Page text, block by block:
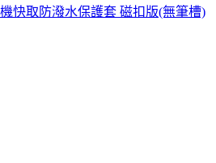
機快取防潑水保護套 磁扣版(無筆槽)